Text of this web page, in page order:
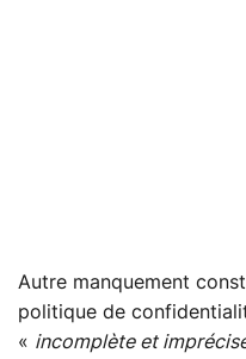
Autre manquement
politique de
« incomplète et